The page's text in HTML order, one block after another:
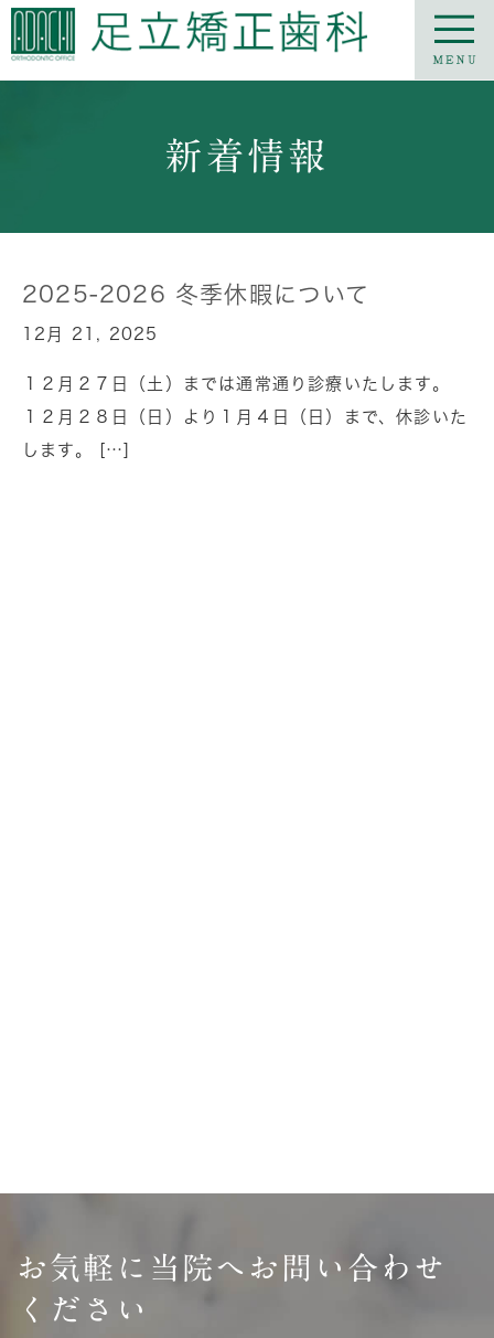
新着情報
2025-2026 冬季休暇について
12月 21, 2025
１２月２７日（土）までは通常通り診療いたします。
１２月２８日（日）より１月４日（日）まで、休診いた
します。 […]
お気軽に当院へ お問い合わせ
ください